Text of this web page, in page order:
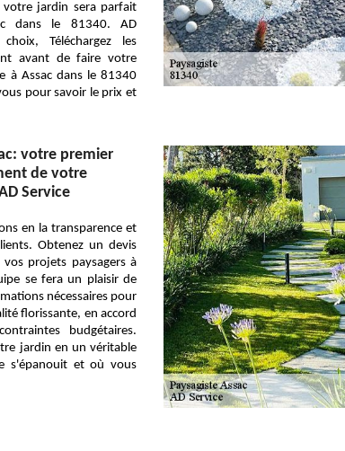
jardin sera parfait
dans le 81340. AD
Téléchargez les
avant de faire votre
à Assac dans le 81340
pour savoir le prix et
votre premier
de votre
Service
en la transparence et
Obtenez un devis
projets paysagers à
se fera un plaisir de
nécessaires pour
florissante, en accord
budgétaires.
jardin en un véritable
s'épanouit et où vous